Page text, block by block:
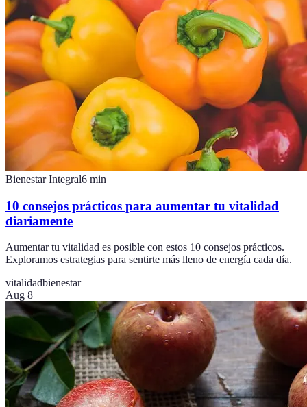
Bienestar Integral6 min
10 consejos prácticos para aumentar tu vitalidad
diariamente
Aumentar tu vitalidad es posible con estos 10 consejos prácticos.
Exploramos estrategias para sentirte más lleno de energía cada día.
vitalidadbienestar
Aug 8